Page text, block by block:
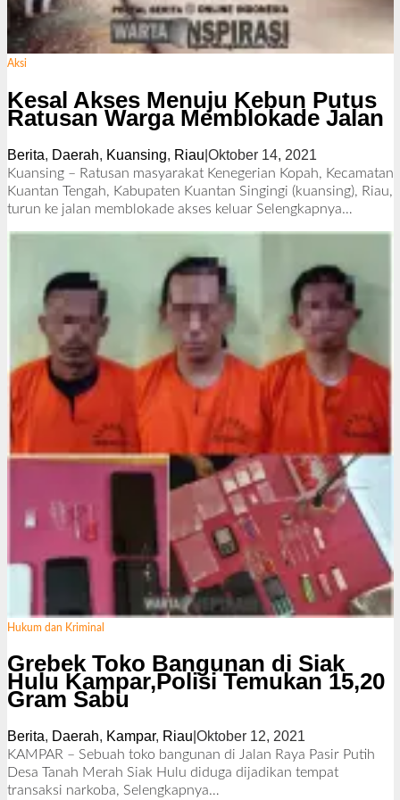
Aksi
Kesal Akses Menuju Kebun Putus
Ratusan Warga Memblokade Jalan
Berita, Daerah, Kuansing, Riau Oktober 14, 2021
l
e
h
d
a
k
s
i
Kuansing – Ratusan masyarakat Kenegerian Kopah, Kecamatan
Kuantan Tengah, Kabupaten Kuantan Singingi (kuansing), Riau,
turun ke jalan memblokade akses keluar Selengkapnya…
Hukum dan Kriminal
Grebek Toko Bangunan di Siak
Hulu Kampar,Polisi Temukan 15,20
Gram Sabu
Berita, Daerah, Kampar, Riau Oktober 12, 2021
e
KAMPAR – Sebuah toko bangunan di Jalan Raya Pasir Putih
Desa Tanah Merah Siak Hulu diduga dijadikan tempat
transaksi narkoba, Selengkapnya…